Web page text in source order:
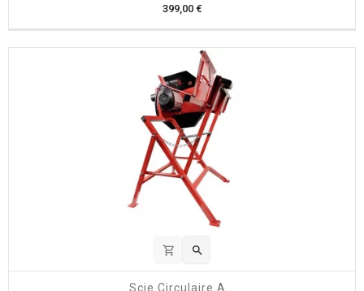
399,00 €P
x
shopping_cart 
Scie Circulaire A...